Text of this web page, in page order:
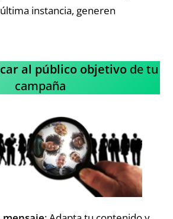
instancia, generen
al público objetivo de tu
campaña